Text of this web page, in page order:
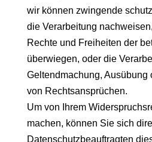
wir können zwingende
die Verarbeitung
Rechte und Freiheiten der
überwiegen, oder die
Geltendmachung, Ausübung
von Rechtsansprüchen.
Um von Ihrem
machen, können Sie sich
Datenschutzbeauftragten